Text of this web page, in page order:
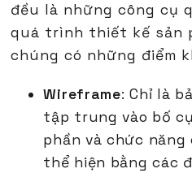
đều là những công cụ
quá trình thiết kế sản
chúng có những điểm
Wireframe: Chỉ là
tập trung vào bố
phần và chức
thể hiện bằng các